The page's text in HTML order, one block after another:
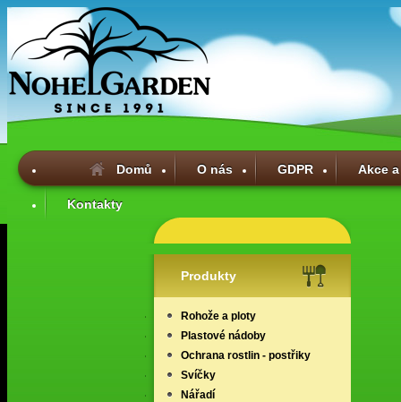
Domů O nás GDPR Akce
Kontakty
Produkty
Rohože a ploty
Plastové nádoby
Ochrana rostlin - postřiky
Svíčky
Nářadí